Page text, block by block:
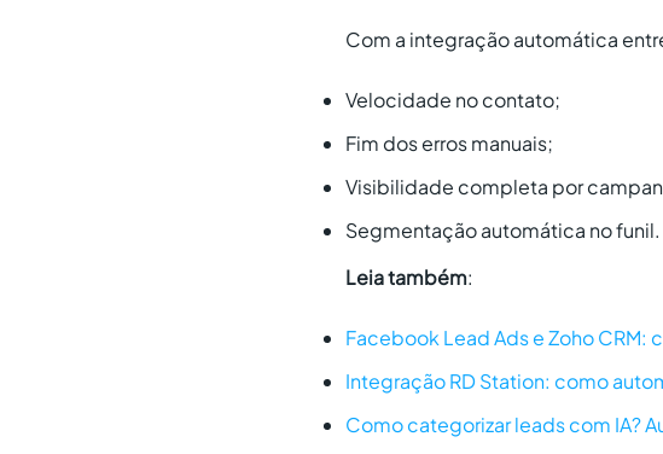
Com a integração automática
Velocidade no contato;
Fim dos erros manuais;
Visibilidade completa por
Segmentação automática no funil.
Leia também:
Facebook Lead Ads e Zoho
Integração RD Station: como
Como categorizar leads com IA?